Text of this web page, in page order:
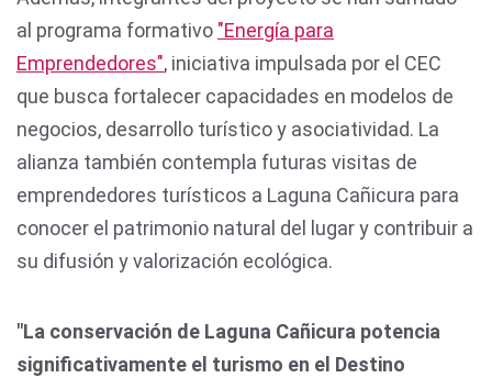
al programa formativo "Energía para
Emprendedores", iniciativa impulsada por el CEC
que busca fortalecer capacidades en modelos de
negocios, desarrollo turístico y asociatividad. La
alianza también contempla futuras visitas de
emprendedores turísticos a Laguna Cañicura para
conocer el patrimonio natural del lugar y contribuir a
su difusión y valorización ecológica.
"La conservación de Laguna Cañicura potencia
significativamente el turismo en el Destino